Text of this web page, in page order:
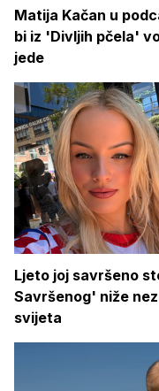
Matija Kačan u
bi iz 'Divljih pčela'
jede
Ljeto joj savršeno
Savršenog' niže
svijeta